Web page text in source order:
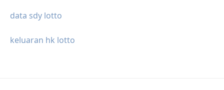
data sdy lotto
keluaran hk lotto